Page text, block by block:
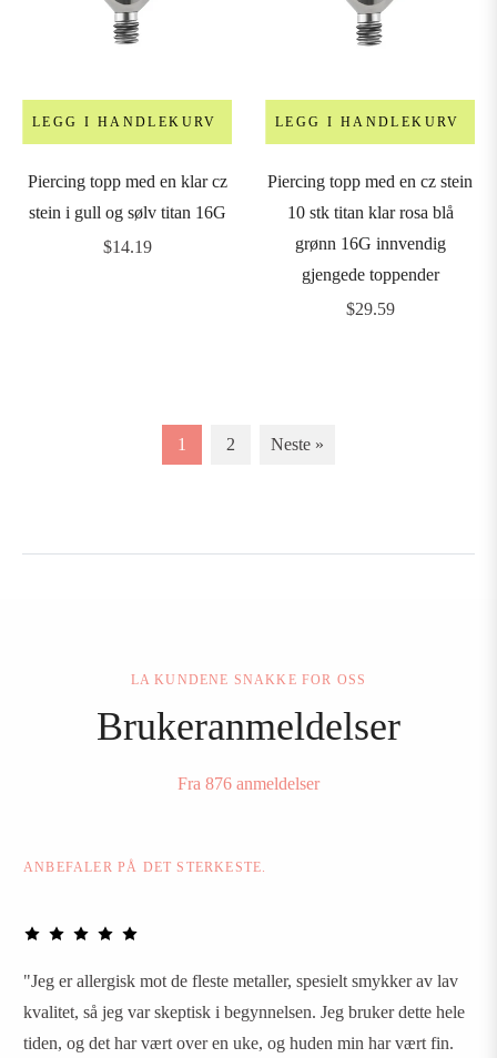
LEGG I HANDLEKURV
Piercing topp med en klar cz
stein i gull og sølv titan 16G
Vanlig
$14.19
LEGG I HANDLEKURV
Piercing topp med en cz stein
10 stk titan klar rosa blå
grønn 16G innvendig
gjengede toppender
Vanlig
$29.59
1 2 Neste »
LA KUNDENE SNAKKE FOR OSS
Brukeranmeldelser
Fra 876 anmeldelser
ANBEFALER PÅ DET STERKESTE.
"Jeg er allergisk mot de fleste metaller, spesielt smykker av lav
kvalitet, så jeg var skeptisk i begynnelsen. Jeg bruker dette hele
tiden, og det har vært over en uke, og huden min har vært fin.